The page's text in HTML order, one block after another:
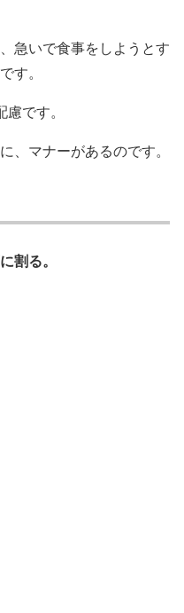
急いで食事をしようとす
す。
です。
、マナーがあるのです。
割る。